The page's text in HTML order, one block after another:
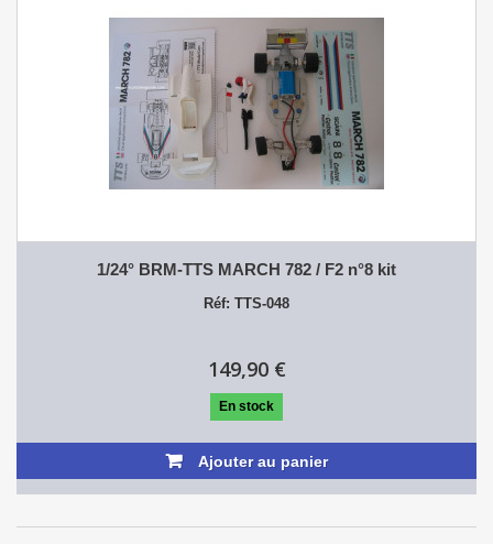
1/24° BRM-TTS MARCH 782 / F2 n°8 kit
Réf: TTS-048
149,90 €
En stock
Ajouter au panier